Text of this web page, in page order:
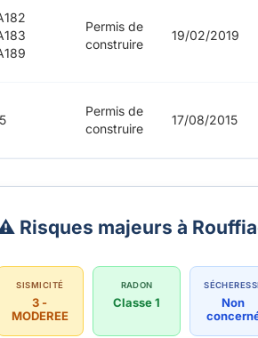
Permis de
construire
19/02/2019
Permis de
construire
17/08/2015
Risques majeurs à
SISMICITÉ
3 -
MODEREE
RADON
Classe 1
Non